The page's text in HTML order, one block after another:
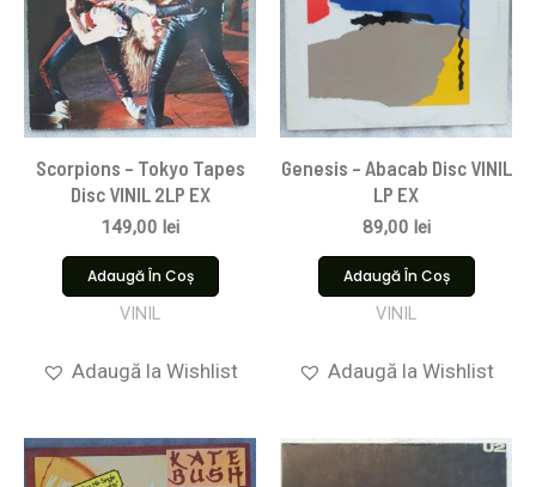
Scorpions ‎– Tokyo Tapes
Disc VINIL 2LP EX
149,00 lei
Adaugă În Coș
VINIL
Adaugă la Wishlist
Genesis – Abacab Disc VINIL
LP EX
89,00 lei
Adaugă În Coș
VINIL
Adaugă la Wishlist